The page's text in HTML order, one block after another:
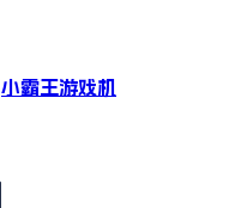
小霸王游戏机